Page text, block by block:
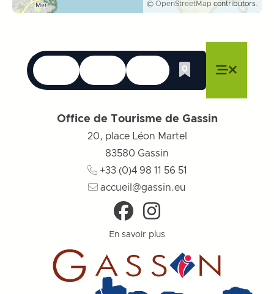
© OpenStreetMap contributors.
Langues
Fermer le menu
Accessibilité
Fermer le menu
Recherche
Fermer le menu
0
Liste de
Office de Tourisme de Gassin
20, place Léon Martel
83580 Gassin
+33 (0)4 98 11 56 51
accueil@gassin.eu
En savoir plus